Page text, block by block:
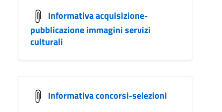
Informativa acquisizione-
pubblicazione immagini servizi
culturali
Informativa concorsi-selezioni